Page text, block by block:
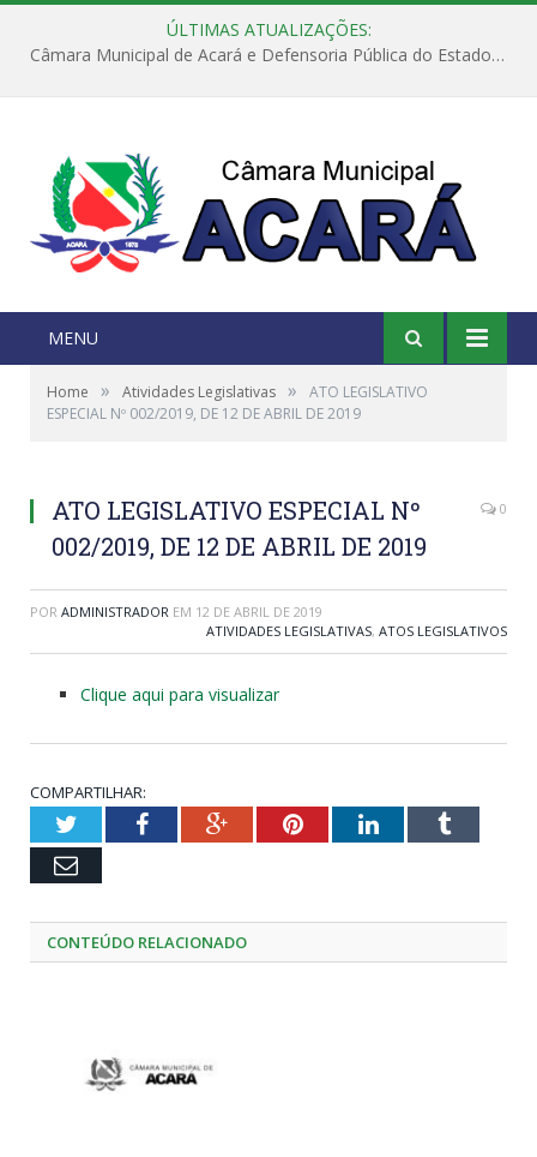
ÚLTIMAS ATUALIZAÇÕES:
Câmara Municipal de Acará e Defensoria Pública do Estado, promovem Ação Balcão de Direitos
MENU
Home » Atividades Legislativas »
ATO LEGISLATIVO
ESPECIAL Nº 002/2019, DE 12 DE ABRIL DE 2019
ATO LEGISLATIVO ESPECIAL Nº
002/2019, DE 12 DE ABRIL DE 2019
0
POR ADMINISTRADOR EM 12 DE ABRIL DE 2019
ATIVIDADES LEGISLATIVAS, ATOS LEGISLATIVOS
Clique aqui para visualizar
COMPARTILHAR:
TwitterFacebookGoogle+PinterestLinkedInTumblr
Email
CONTEÚDO RELACIONADO